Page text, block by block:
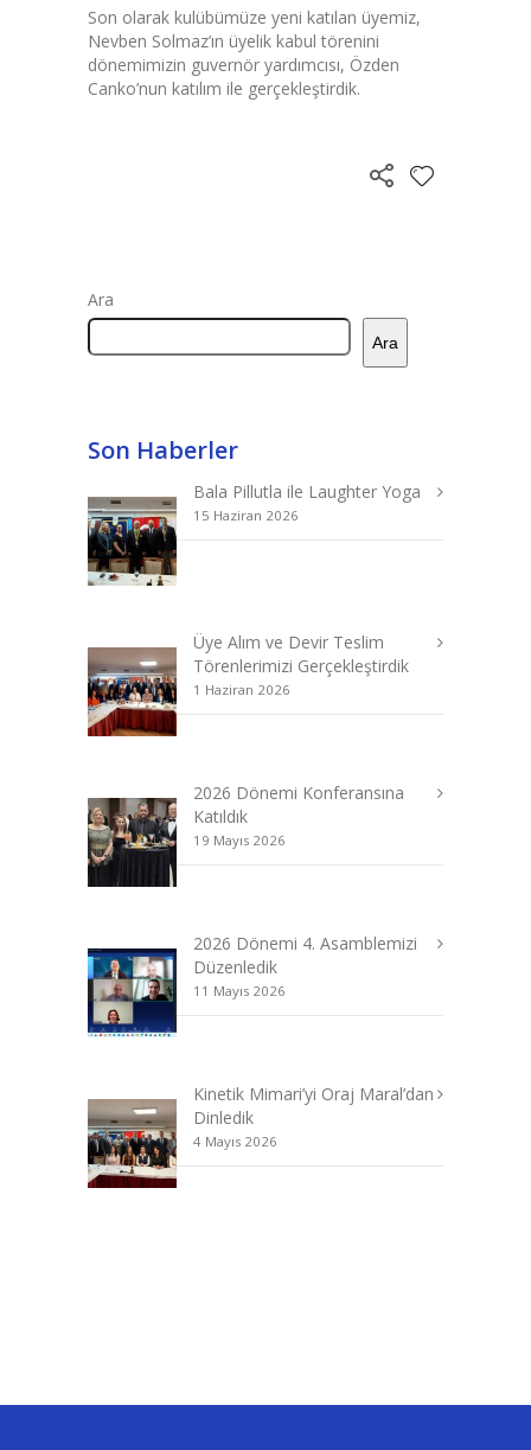
Son olarak kulübümüze yeni katılan üyemiz,
Nevben Solmaz’ın üyelik kabul törenini
dönemimizin guvernör yardımcısı, Özden
Canko’nun katılım ile gerçekleştirdik.
Ara
Ara
Son Haberler
Bala Pillutla ile Laughter Yoga
15 Haziran 2026
Üye Alım ve Devir Teslim
Törenlerimizi Gerçekleştirdik
1 Haziran 2026
2026 Dönemi Konferansına
Katıldık
19 Mayıs 2026
2026 Dönemi 4. Asamblemizi
Düzenledik
11 Mayıs 2026
Kinetik Mimari’yi Oraj Maral’dan
Dinledik
4 Mayıs 2026